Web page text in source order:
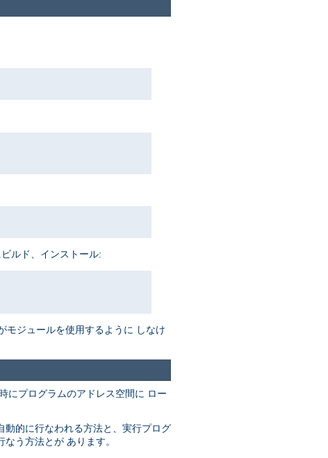
ルド、インストール:
モジュールを使用するように しなけ
にプログラムのアドレス空間に ロー
動的に行なわれる方法と、実行プログ
う方法とが あります。